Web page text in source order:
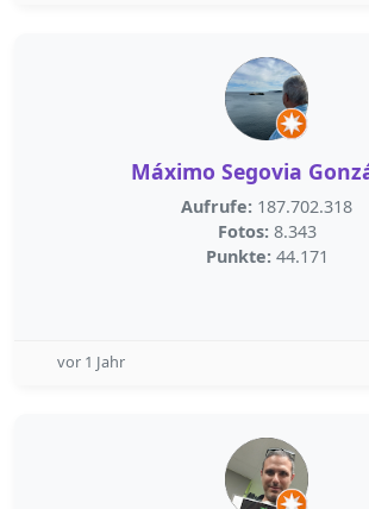
Máximo Segovia
Aufrufe: 187.702.318
Fotos: 8.343
Punkte: 44.171
vor 1 Jahr